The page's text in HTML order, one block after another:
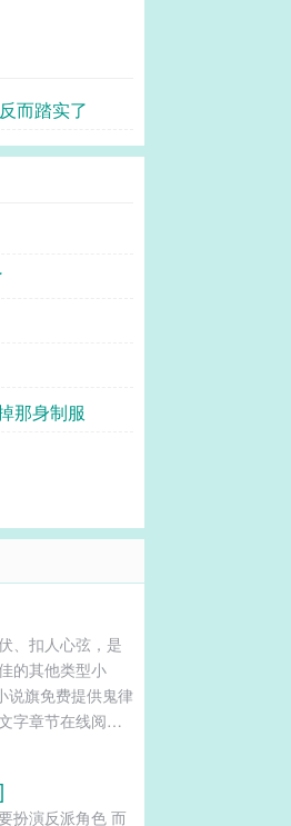
而踏实了
那身制服
、扣人心弦，是
的其他类型小
说旗免费提供鬼律
字章节在线阅读
扮演反派角色 而